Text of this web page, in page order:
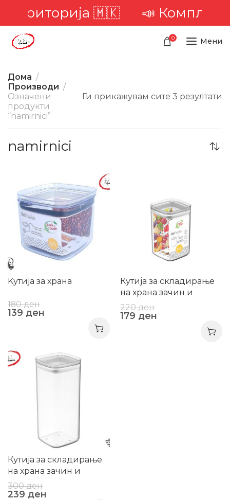
територија 🇲🇰 📣
0 Мени
Дома
Производи
Означени
продукти
“namirnici”
Ги прикажувам сите 3 резултати
namirnici
Kутија за храна
180ден
139 ден
Кутија за складирање
на храна зачин и
намирници
220ден
179 ден
-20%
Кутија за складирање
на храна зачин и
намирници
300ден
239 ден